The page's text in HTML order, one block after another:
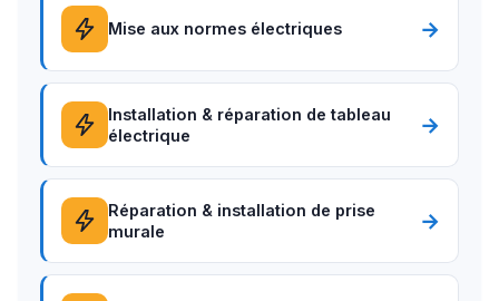
Mise aux normes électriques →
Installation & réparation de tableau
électrique
→
Réparation & installation de prise
murale
→